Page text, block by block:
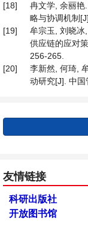
[18]
冉文学, 余丽艳
略与协调机制
[19]
牟宗玉, 刘晓冰
供应链的应对
256-265.
[20]
李新然, 何琦,
动研究[J]. 中
友情链接
科研出版社
开放图书馆